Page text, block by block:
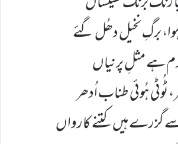
برگِ نخیل دھُل گئے
ہے مثلِ پرنیاں
ٹُوٹی ہُوئی طناب اُدھر
گزرے ہیں کتنے کارواں